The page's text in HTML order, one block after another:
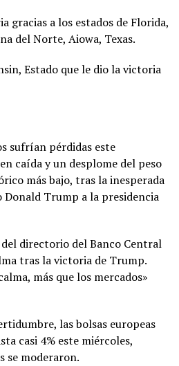
gracias a los estados de Florida,
del Norte, Aiowa, Texas.
Estado que le dio la victoria
sufrían pérdidas este
caída y un desplome del peso
más bajo, tras la inesperada
Trump a la presidencia
directorio del Banco Central
tras la victoria de Trump.
más que los mercados»
las bolsas europeas
casi 4% este miércoles,
se moderaron.